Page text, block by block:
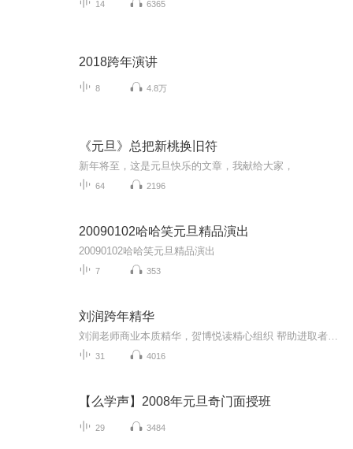
14 6365
2018跨年演讲
8 4.8万
《元旦》总把新桃换旧符
新年将至，这是元旦快乐的文章，我献给大家，
64 2196
20090102哈哈笑元旦精品演出
20090102哈哈笑元旦精品演出
7 353
刘润跨年精华
31 4016
【么学声】2008年元旦奇门面授班
29 3484